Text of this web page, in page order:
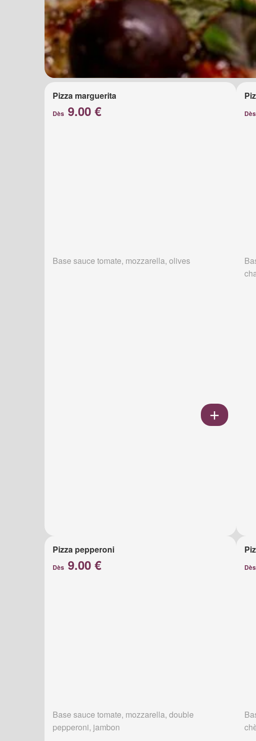
Pizza marguerita
Dès 9.00 €
Base sauce tomate, mozzarella, olives
Dès
Pizza pepperoni
Dès 9.00 €
Base sauce tomate, mozzarella, double
pepperoni, jambon
Dès